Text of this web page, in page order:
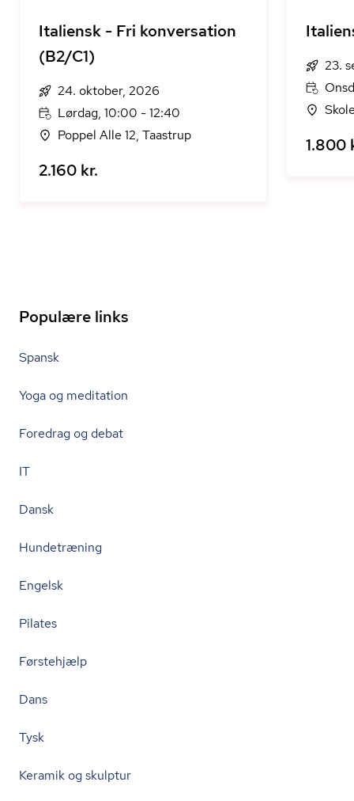
Italiensk - Fri konversation
(B2/C1)
24. oktober, 2026
Lørdag, 10:00 - 12:40
Poppel Alle 12, Taastrup
2.160 kr.
23.
1.800
Populære links
Spansk
Yoga og meditation
Foredrag og debat
IT
Dansk
Hundetræning
Engelsk
Pilates
Førstehjælp
Dans
Tysk
Keramik og skulptur